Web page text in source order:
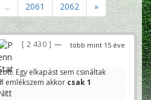
... 2061 2062 »
több mint 15 éve
2 430
—
Egy elkapást sem csináltak
emlékszem akkor csak 1